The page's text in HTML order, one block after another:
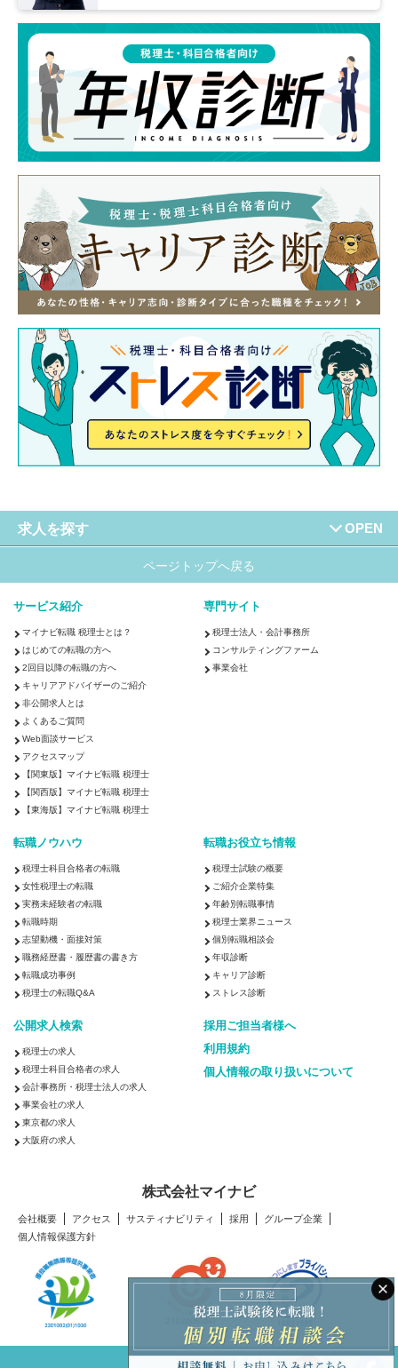
求人を探す
税理士 税理士科目合格
会計事務所・税理士法人 コンサルティングファーム
◇コンサルタント／監査法人／士業関連
戦略・業務・会計コンサルタント
◇金融専門職
投資銀行系業務 投資事業
◇経営／企画／管理／事務
北海道・東北
北海道 青森県 宮城県 秋田県
関東
茨城県 栃木県 埼玉県 千葉県
北陸・甲信越
新潟県 富山県 福井県 山梨県
東海
三重県
関西
滋賀県 京都府 大阪府
中国・四国
鳥取県 島根県
福岡県 佐賀県 長崎県 熊本県 大分県 宮崎県
200万以上 300万以上 400万以上 500万以上 600万以上
900万以上 1,000万以上 1,100万以上
ページトップへ戻る
サービス紹介
マイナビ転職 税理士とは？
はじめての転職の方へ
2回目以降の転職の方へ
キャリアアドバイザーのご紹介
非公開求人とは
よくあるご質問
Web面談サービス
アクセスマップ
【関東版】マイナビ転職 税理士
【関西版】マイナビ転職 税理士
【東海版】マイナビ転職 税理士
専門サイト
税理士法人・会計事務所
コンサルティングファーム
事業会社
転職ノウハウ
税理士科目合格者の転職
女性税理士の転職
実務未経験者の転職
転職時期
志望動機・面接対策
職務経歴書・履歴書の書き方
転職成功事例
税理士の転職Q&A
転職お役立ち情報
税理士試験の概要
ご紹介企業特集
年齢別転職事情
税理士業界ニュース
個別転職相談会
年収診断
キャリア診断
ストレス診断
公開求人検索
税理士の求人
税理士科目合格者の求人
会計事務所・税理士法人の求人
事業会社の求人
東京都の求人
大阪府の求人
採用ご担当者様へ
利用規約
個人情報の取り扱いについて
株式会社マイナビ
会社概要 アクセス サスティナビリティ 採用
グループ企業
個人情報保護方針